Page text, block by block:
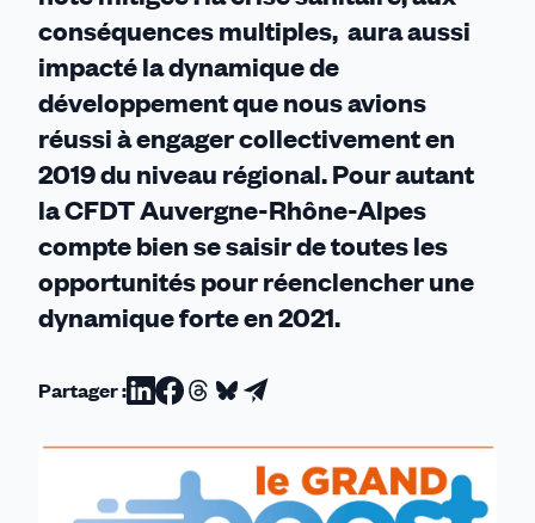
conséquences multiples, aura aussi
impacté la dynamique de
développement que nous avions
réussi à engager collectivement en
2019 du niveau régional. Pour autant
la CFDT Auvergne-Rhône-Alpes
compte bien se saisir de toutes les
opportunités pour réenclencher une
dynamique forte en 2021.
Partager :Partager
sur
Linkedin
Partager
sur
Facebook
Partager
sur
Threads
Partager
sur
Bluesky
Partager
par
email